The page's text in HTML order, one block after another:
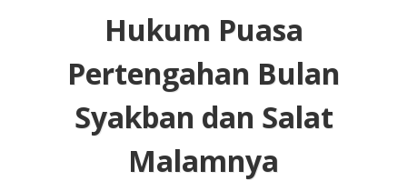
Hukum Puasa
Pertengahan Bulan
Syakban dan Salat
Malamnya